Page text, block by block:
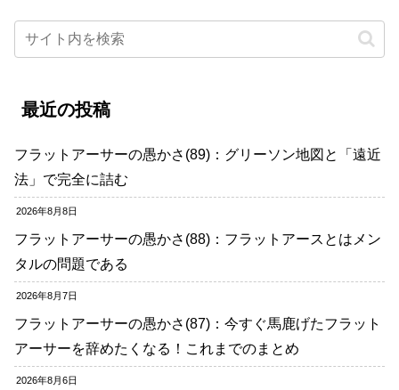
最近の投稿
フラットアーサーの愚かさ(89)：グリーソン地図と「遠近
法」で完全に詰む
2026年8月8日
フラットアーサーの愚かさ(88)：フラットアースとはメン
タルの問題である
2026年8月7日
フラットアーサーの愚かさ(87)：今すぐ馬鹿げたフラット
アーサーを辞めたくなる！これまでのまとめ
2026年8月6日